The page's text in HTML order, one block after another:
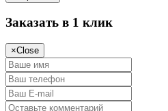
Заказать в 1 клик
×Close